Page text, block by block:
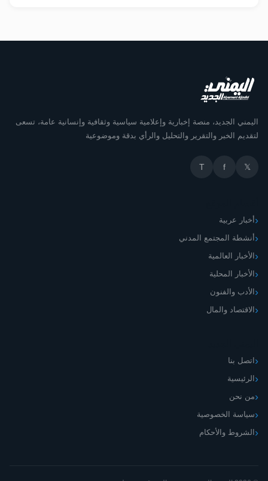
اليمني الجديد، منصة إخبارية وإعلامية سياسية وثقافية وإنسانية عامة، تسعى
لتقديم الخبر والتقرير والتحليل والرأي بدقة وموضوعية
𝕏
f
T
أخبار عربية
أنشطة المجتمع المدني
الأخبار العالمية
الأخبار المحلية
الأدب والفنون
الاقتصاد والمال
اتصل بنا
الرئيسية
من نحن
سياسة الخصوصية
الشروط والأحكام